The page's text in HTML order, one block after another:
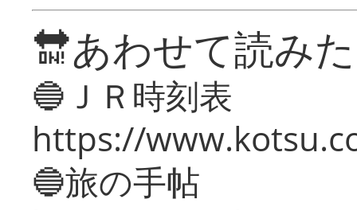
🔛あわせて読み
🔵ＪＲ時刻表
https://
🔵旅の手帖